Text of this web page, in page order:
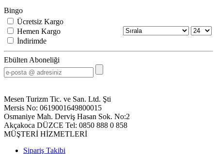
Bingo
Ücretsiz Kargo
Hemen Kargo
İndirimde
Ebülten Aboneliği
Mesen Turizm Tic. ve San. Ltd. Şti
Mersis No: 0619001649800015
Osmaniye Mah. Derviş Hasan Sok. No:2
Akçakoca DÜZCE Tel: 0850 888 0 858
MÜŞTERİ HİZMETLERİ
Sipariş Takibi